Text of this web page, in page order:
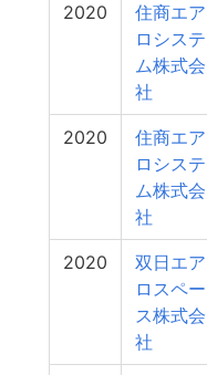
2020
住商エア
ロシステ
ム株式会
社
2020
住商エア
ロシステ
ム株式会
社
2020
双日エア
ロスペー
ス株式会
社